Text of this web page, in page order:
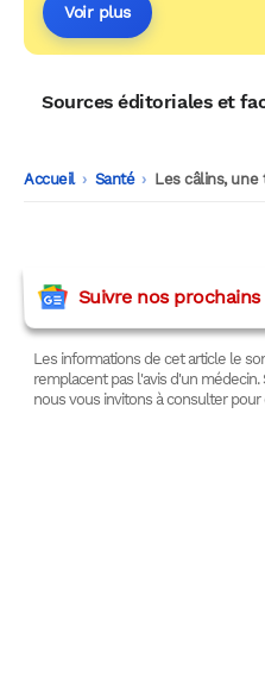
Voir plus
Sources éditoriales et
Accueil -
Santé -
Les câlins, une
Suivre nos
Les informations de cet article le
remplacent pas l'avis d'un
nous vous invitons à consulter